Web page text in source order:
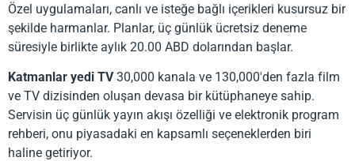
Özel uygulamaları, canlı ve isteğe bağlı içerikleri kusursuz bir
şekilde harmanlar. Planlar, üç günlük ücretsiz deneme
süresiyle birlikte aylık 20.00 ABD dolarından başlar.
Katmanlar yedi TV30,000 kanala ve 130,000'den fazla film
ve TV dizisinden oluşan devasa bir kütüphaneye sahip.
Servisin üç günlük yayın akışı özelliği ve elektronik program
rehberi, onu piyasadaki en kapsamlı seçeneklerden biri
haline getiriyor.